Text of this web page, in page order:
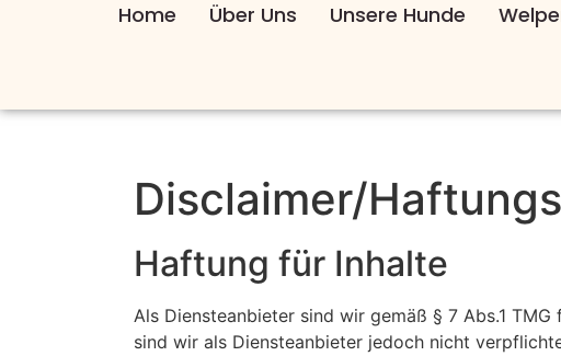
Home Über Uns Unsere Hunde
Disclaimer/
Haftung für Inhalte
Als Diensteanbieter sind wir gemäß § 7 Abs.1
sind wir als Diensteanbieter jedoch nicht